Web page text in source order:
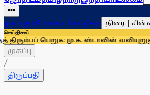
முகப்புதற்போதைய செய்திகள் திரை |
செய்திகள்
மு.க. ஸ்டாலின் வலியுறுத்தல்தவெக
முகப்பு
/
திருப்பதி